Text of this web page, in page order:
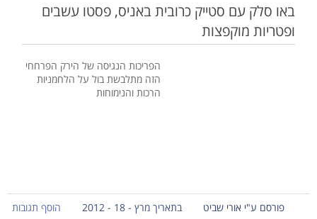
באו סלק עם סטייק כרובית באניס, פסטו עשבים
ופטריות מוקפצות
הפריכות הנגיסה של הירק הפרחחי
הזה מתלבשת בול על הלחמניות
הרכות והנימוחות
פורסם ע"י אורי שביט בתאריך מרץ - 18 - 2012
הוסף תגובות